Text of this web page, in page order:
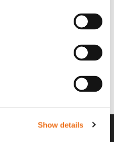
Show details
Lägg till i varukorg
Rotor teeth 8t/6k 0Gr/8 R6/14